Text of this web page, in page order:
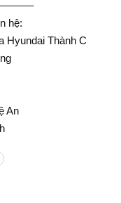
hệ:
Hyundai Thành C
An